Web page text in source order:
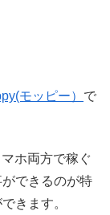
モッピー） で
ホ両方で稼ぐ
できるのが特
きます。